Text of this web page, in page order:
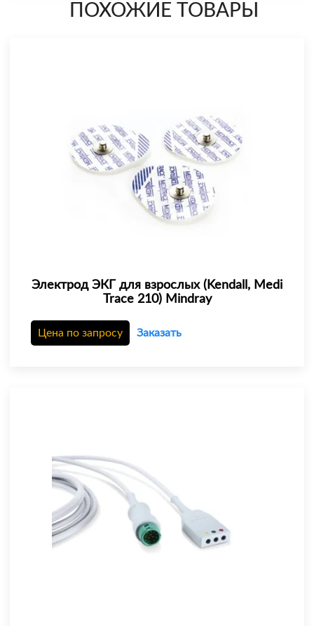
ПОХОЖИЕ ТОВАРЫ
Электрод ЭКГ для взрослых (Kendall, Medi
Trace 210) Mindray
Цена по запросу Заказать